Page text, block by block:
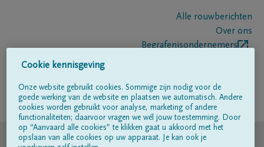
Alle rouwberichten
Over ons
Begrafenisondernemers
Volg ons op
© DELA
Cookie kennisgeving
Onze website gebruikt cookies. Sommige zijn nodig voor de
goede werking van de website en plaatsen we automatisch. Andere
cookies worden gebruikt voor analyse, marketing of andere
functionaliteiten; daarvoor vragen we wél jouw toestemming. Door
op “Aanvaard alle cookies” te klikken gaat u akkoord met het
opslaan van alle cookies op uw apparaat. Je kan ook je